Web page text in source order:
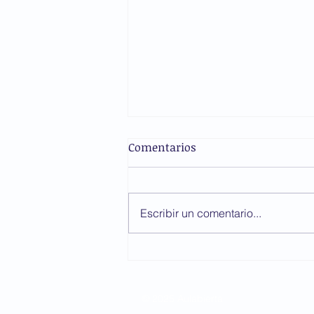
Comentarios
Escribir un comentario...